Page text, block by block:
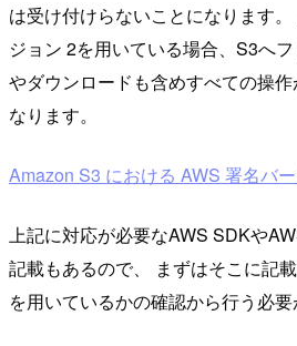
は受け付けらないことになります
ジョン 2を用いている場合、S3へ
やダウンロードも含めすべての操
なります。
Amazon S3 における AWS 署名バ
上記に対応が必要なAWS SDKや
記載もあるので、 まずはそこに記
を用いているかの確認から行う必要